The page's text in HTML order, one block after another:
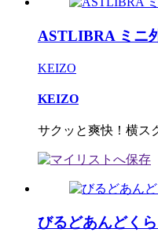
ASTLIBRA ミニ
KEIZO
KEIZO
サクッと爽快！横ス
びるどあんどく